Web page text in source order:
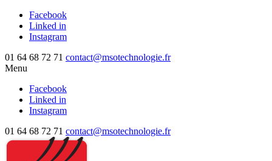
Facebook
Linked in
Instagram
01 64 68 72 71 contact@msotechnologie.fr
Menu
Facebook
Linked in
Instagram
01 64 68 72 71 contact@msotechnologie.fr